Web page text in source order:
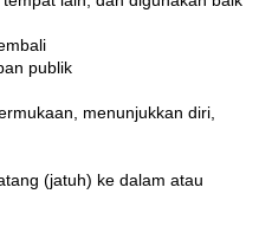
publik
menunjukkan diri,
(jatuh) ke dalam atau